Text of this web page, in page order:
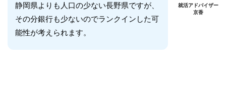
静岡県よりも人口の少ない長野県ですが、
その分銀行も少ないのでランクインした可
能性が考えられます。
就活アドバイザー
京香